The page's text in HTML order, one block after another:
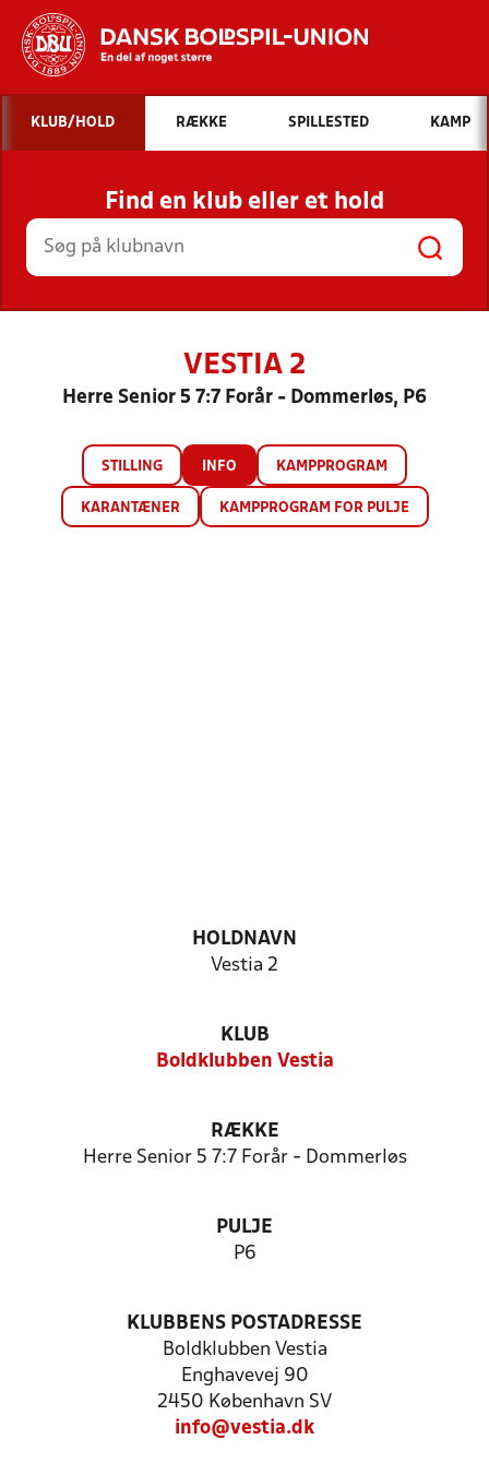
Hvad vil du søge efter?
INDHOLD OG NYHEDER
STILLINGER, RESULTATER, KLUBBER OG
HOLD
KLUB/HOLD RÆKKE SPILLESTED KAMP
Find en klub eller et hold
VESTIA 2
Herre Senior 5 7:7 Forår - Dommerløs, P6
STILLING INFO KAMPPROGRAM
KARANTÆNER KAMPPROGRAM FOR PULJE
HOLDNAVN
Vestia 2
KLUB
Boldklubben Vestia
RÆKKE
Herre Senior 5 7:7 Forår - Dommerløs
PULJE
P6
KLUBBENS POSTADRESSE
Boldklubben Vestia
Enghavevej 90
2450 København SV
info@vestia.dk